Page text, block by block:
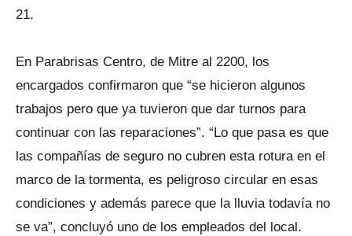
21.
En Parabrisas Centro, de Mitre al 2200, los
encargados confirmaron que “se hicieron algunos
trabajos pero que ya tuvieron que dar turnos para
continuar con las reparaciones”. “Lo que pasa es que
las compañías de seguro no cubren esta rotura en el
marco de la tormenta, es peligroso circular en esas
condiciones y además parece que la lluvia todavía no
se va”, concluyó uno de los empleados del local.